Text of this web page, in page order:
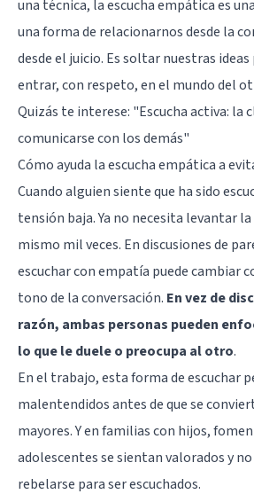
una técnica, la escucha empática es
una forma de relacionarnos desde la
desde el juicio. Es soltar nuestras
entrar, con respeto, en el mundo del
Quizás te interese: "Escucha activa: la
comunicarse con los demás"
Cómo ayuda la escucha empática a
Cuando alguien siente que ha sido
tensión baja. Ya no necesita levantar
mismo mil veces. En discusiones de
escuchar con empatía puede cambiar
tono de la conversación. En vez de
razón, ambas personas pueden
lo que le duele o preocupa al otro.
En el trabajo, esta forma de escuchar
malentendidos antes de que se
mayores. Y en familias con hijos,
adolescentes se sientan valorados y
rebelarse para ser escuchados.